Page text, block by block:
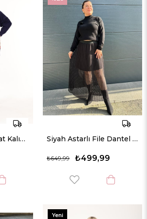
Bisiklet Yaka Rahat Kalıp Büyük Beden Triko Kazak Siyah Astarlı File Dantel Astarlı Etek
₺499,99
₺649,99
Yeni